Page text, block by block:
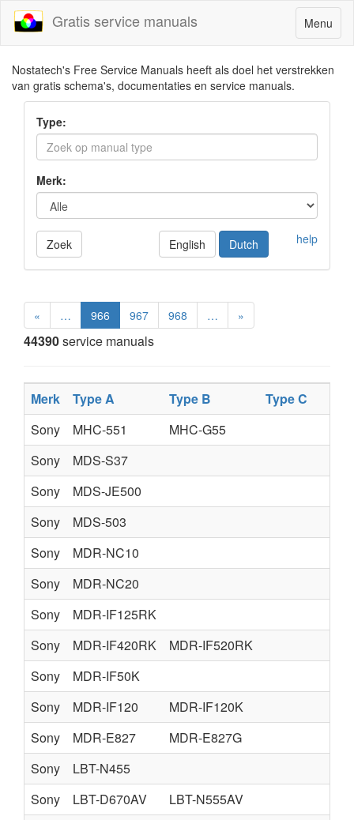
Toggle
navigation
Menu
Gratis service manuals
Nostatech's Free Service Manuals heeft als doel het verstrekken
van gratis schema's, documentaties en service manuals.
Type:
Merk:
Zoek help
English Dutch
« … 966 967 968 … »
44390service manuals
Merk Type A Type B Type C
Sony
MHC-551
MHC-G55
Sony
MDS-S37
Sony
MDS-JE500
Sony
MDS-503
Sony
MDR-NC10
Sony
MDR-NC20
Sony
MDR-IF125RK
Sony
MDR-IF420RK
MDR-IF520RK
Sony
MDR-IF50K
Sony
MDR-IF120
MDR-IF120K
Sony
MDR-E827
MDR-E827G
Sony
LBT-N455
Sony
LBT-D670AV LBT-N555AV